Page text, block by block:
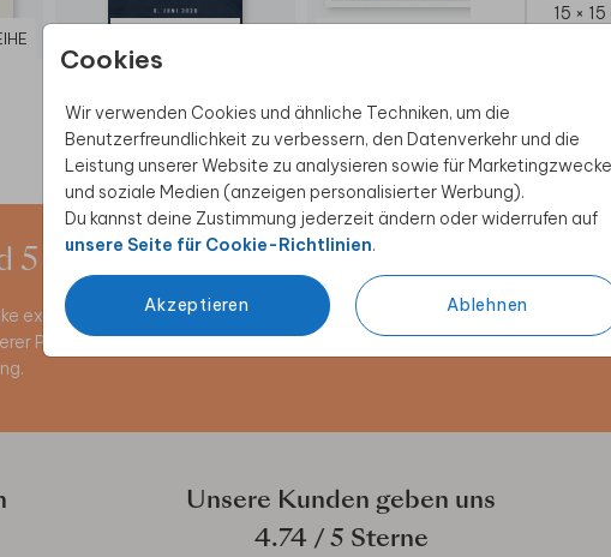
Cookies
Wir verwenden Cookies und ähnliche Techniken, um die
Benutzerfreundlichkeit zu verbessern, den Datenverkehr und die
Leistung unserer Website zu analysieren sowie für Marketingzwecke
und soziale Medien (anzeigen personalisierter Werbung).
Du kannst deine Zustimmung jederzeit ändern oder widerrufen auf
unsere Seite für Cookie-Richtlinien.
Akzeptieren Ablehnen
15 ×
5 € Rabatt sichern
exklusive Angebote, kreative
Produktwelt. Als Dankeschön
Unsere Kunden geben uns
4.74/ 5 Sterne